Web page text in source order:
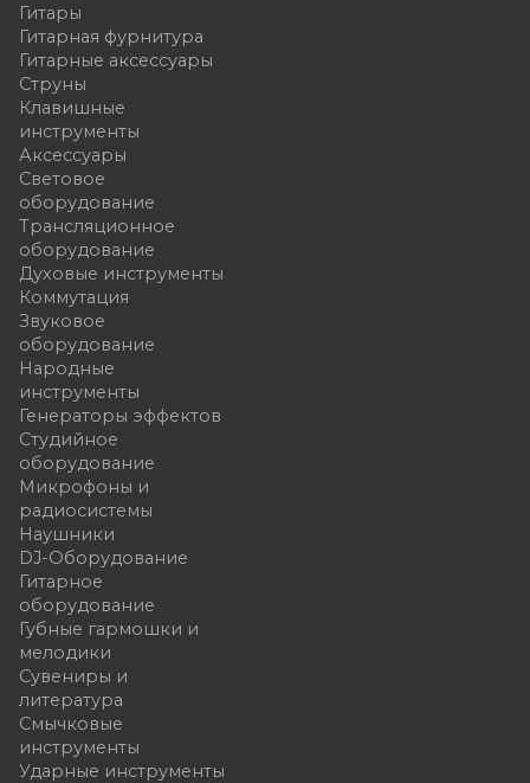
Гитары
Гитарная фурнитура
Гитарные аксессуары
Струны
Клавишные
инструменты
Аксессуары
Световое
оборудование
Трансляционное
оборудование
Духовые инструменты
Коммутация
Звуковое
оборудование
Народные
инструменты
Генераторы эффектов
Студийное
оборудование
Микрофоны и
радиосистемы
Наушники
DJ-Оборудование
Гитарное
оборудование
Губные гармошки и
мелодики
Сувениры и
литература
Смычковые
инструменты
Ударные инструменты